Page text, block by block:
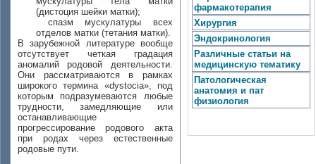
(дистоция шейки матки);
спазм мускулатуры всех
отделов матки (тетания матки).
В зарубежной литературе вообще
отсутствует четкая градация
аномалий родовой деятельности.
Они рассматриваются в рамках
широкого термина «dystocia», под
которым подразумеваются любые
трудности, замедляющие или
останавливающие
прогрессирование родового акта
при родах через естественные
родовые пути.
фармакотерапия
Хирургия
Эндокринология
Различные статьи на
медицинскую тематику
Патологическая
анатомия и пат
физиология